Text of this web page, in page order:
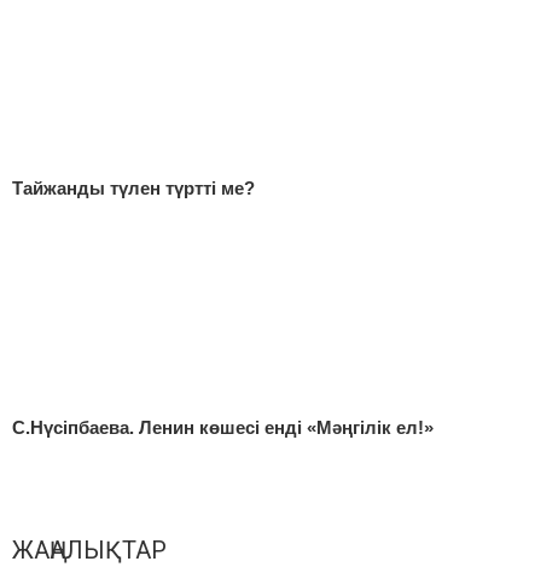
Тайжанды түлен түртті ме?
С.Нүсіпбаева. Ленин көшесі енді «Мәңгілік ел!»
ЖАҢАЛЫҚТАР